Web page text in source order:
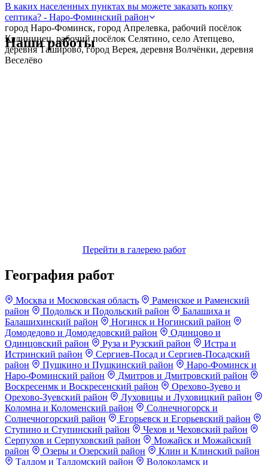
В каких населенных пунктах вы можете заказать копку
септика? - Наро-Фоминский район
город Наро-Фоминск, город Апрелевка, рабочий посёлок
Калининец, рабочий посёлок Селятино, село Атепцево,
деревня Таширово, город Верея, деревня Волчёнки, деревня
Веселёво
Наши работы
Перейти в галерею работ
География работ
Москва и Московская область
Раменское и Раменский
район
Подольск и Подольский район
Балашиха и
Балашихинский район
Ногинск и Ногинский район
Домодедово и Домодедовский район
Одинцово и
Одинцовский район
Руза и Рузский район
Истра и
Истринский район
Сергиев-Посад и Сергиев-Посадский
район
Пушкино и Пушкинский район
Наро-Фоминск и
Наро-Фоминский район
Дмитров и Дмитровский район
Воскресенмк и Воскресенский район
Орехово-Зуево и
Орехово-Зуевский район
Луховицы и Луховицкий район
Коломна и Коломенский район
Солнечногорск и
Солнечногорский район
Егорьевск и Егорьевский район
Ступино и Ступинский район
Чехов и Чеховский район
Серпухов и Серпуховский район
Можайск и Можайский
район
Озеры и Озерский район
Клин и Клинский район
Талдом и Талдомский район
Волоколамск и